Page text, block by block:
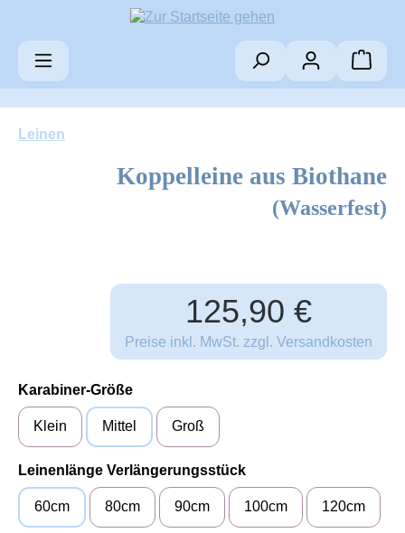
Zum Hauptinhalt springen
Leinen
Koppelleine aus Biothane
(Wasserfest)
Regulärer Preis:
125,90 €
Preise inkl. MwSt. zzgl. Versandkosten
Karabiner-Größeauswählen
Klein Mittel Groß
Leinenlänge Verlängerungsstückauswählen
60cm 80cm 90cm 100cm 120cm